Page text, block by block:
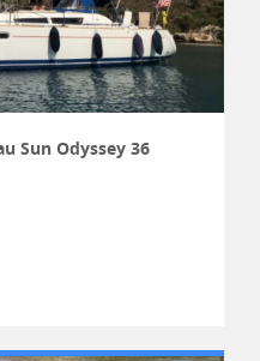
Sun Odyssey 36